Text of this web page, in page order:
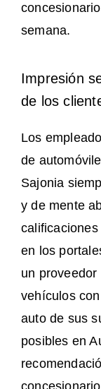
semana.
Impresión
de los
Los
de
Sajonia
y de mente
en los
un
vehículos
auto de sus
posibles en